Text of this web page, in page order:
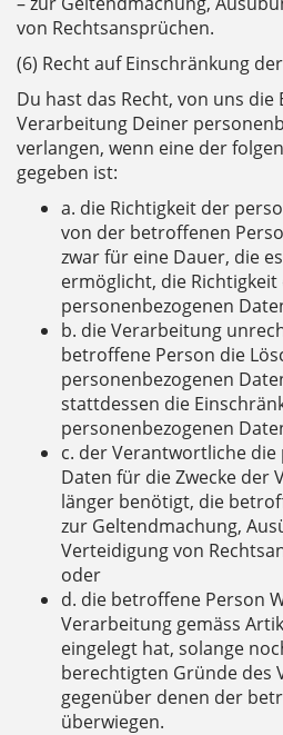
von Rechtsansprüchen.
(6) Recht auf Einschränkung
Du hast das Recht, von uns
Verarbeitung Deiner
verlangen, wenn eine der
gegeben ist:
a. die Richtigkeit der
von der betroffenen
zwar für eine Dauer, die
ermöglicht, die Richtigkeit
personenbezogenen
b. die Verarbeitung
betroffene Person die
personenbezogenen
stattdessen die
personenbezogenen
c. der Verantwortliche
Daten für die Zwecke der
länger benötigt, die
zur Geltendmachung,
Verteidigung von
oder
d. die betroffene Person
Verarbeitung gemäss
eingelegt hat, solange
berechtigten Gründe des
gegenüber denen der
überwiegen.